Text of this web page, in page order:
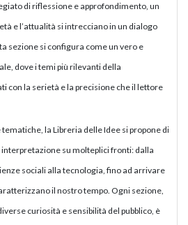
di riflessione e approfondimento, un
e l’attualità si intrecciano in un dialogo
sezione si configura come un vero e
dove i temi più rilevanti della
con la serietà e la precisione che il lettore
la Libreria delle Idee si propone di
su molteplici fronti: dalla
sociali alla tecnologia, fino ad arrivare
il nostro tempo. Ogni sezione,
curiosità e sensibilità del pubblico, è